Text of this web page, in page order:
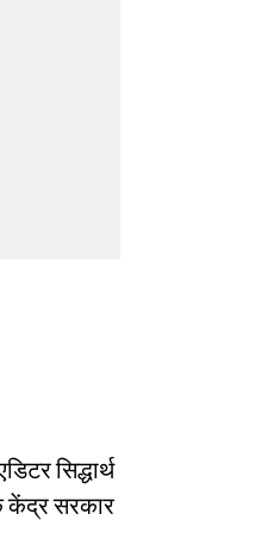
सिद्धार्थ
केंद्र सरकार